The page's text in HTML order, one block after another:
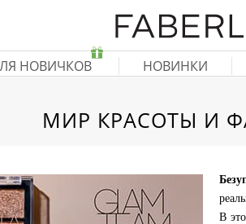
НОВИЧКОВ НОВИНКИ
МИР КРАСОТЫ И
В